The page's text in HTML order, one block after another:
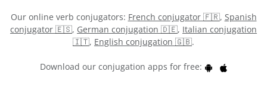
Our online verb conjugators: French conjugator 🇫🇷, Spanish
conjugator 🇪🇸, German conjugation 🇩🇪, Italian conjugation
🇮🇹, English conjugation 🇬🇧.
Download our conjugation apps for free: